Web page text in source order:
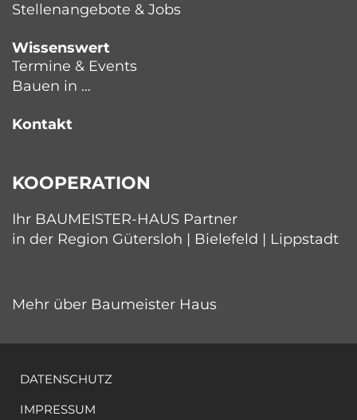
Stellenangebote & Jobs
Wissenswert
Termine & Events
Bauen in …
Kontakt
KOOPERATION
Ihr BAUMEISTER-HAUS Partner
in der Region Gütersloh | Bielefeld | Lippstadt
Mehr über Baumeister Haus
DATENSCHUTZ
IMPRESSUM